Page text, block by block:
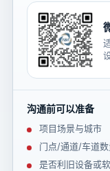
沟通前可以准备
项目场景与城市
门点/通道/车道
是否利旧设备或